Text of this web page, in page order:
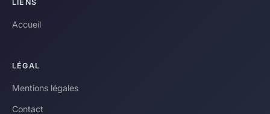
LIENS
Accueil
LÉGAL
Mentions légales
Contact